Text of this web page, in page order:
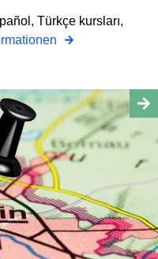
Türkçe kursları,